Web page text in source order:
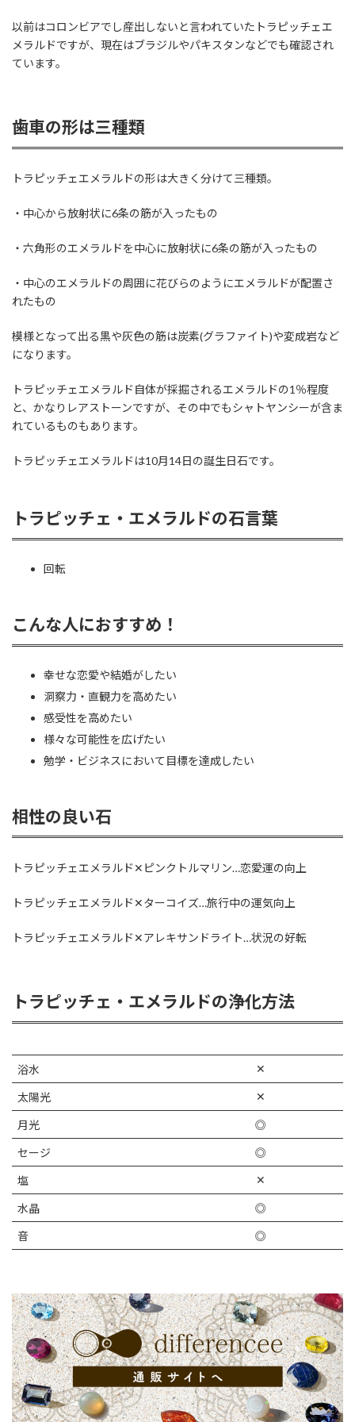
以前はコロンビアでし産出しないと言われていたトラピッチェエ
メラルドですが、現在はブラジルやパキスタンなどでも確認され
ています。
歯車の形は三種類
トラピッチェエメラルドの形は大きく分けて三種類。
・中心から放射状に6条の筋が入ったもの
・六角形のエメラルドを中心に放射状に6条の筋が入ったもの
・中心のエメラルドの周囲に花びらのようにエメラルドが配置さ
れたもの
模様となって出る黒や灰色の筋は炭素(グラファイト)や変成岩など
になります。
トラピッチェエメラルド自体が採掘されるエメラルドの1％程度
と、かなりレアストーンですが、その中でもシャトヤンシーが含ま
れているものもあります。
トラピッチェエメラルドは10月14日の誕生日石です。
トラピッチェ・エメラルドの石言葉
回転
こんな人におすすめ！
幸せな恋愛や結婚がしたい
洞察力・直観力を高めたい
感受性を高めたい
様々な可能性を広げたい
勉学・ビジネスにおいて目標を達成したい
相性の良い石
トラピッチェエメラルド✕ピンクトルマリン…恋愛運の向上
トラピッチェエメラルド✕ターコイズ…旅行中の運気向上
トラピッチェエメラルド✕アレキサンドライト…状況の好転
トラピッチェ・エメラルドの浄化方法
浴水 ✕
太陽光 ✕
月光 ◎
セージ ◎
塩 ✕
水晶 ◎
音 ◎